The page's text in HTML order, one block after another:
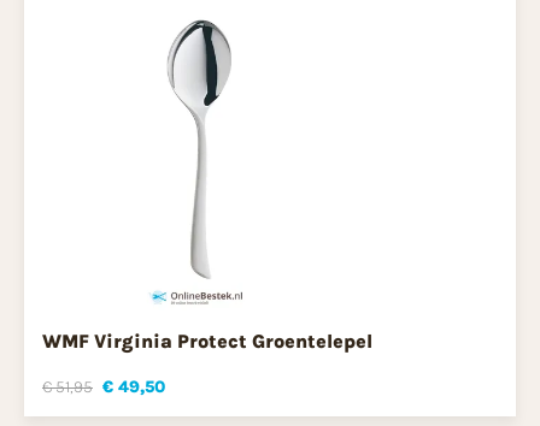
WMF Virginia Protect Groentelepel
€ 51,95 € 49,50